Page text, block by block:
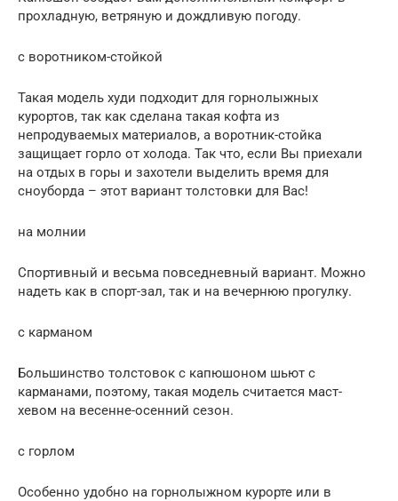
прохладную, ветряную и дождливую погоду.
с воротником-стойкой
Такая модель худи подходит для горнолыжных
курортов, так как сделана такая кофта из
непродуваемых материалов, а воротник-стойка
защищает горло от холода. Так что, если Вы приехали
на отдых в горы и захотели выделить время для
сноуборда – этот вариант толстовки для Вас!
на молнии
Спортивный и весьма повседневный вариант. Можно
надеть как в спорт-зал, так и на вечернюю прогулку.
с карманом
Большинство толстовок с капюшоном шьют с
карманами, поэтому, такая модель считается маст-
хевом на весенне-осенний сезон.
с горлом
Особенно удобно на горнолыжном курорте или в